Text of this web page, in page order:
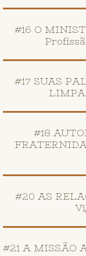
#16 O
#17 SUAS
#18
#20 AS
#21 A MISSÃO